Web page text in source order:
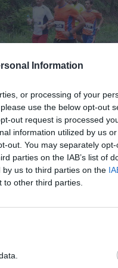
Information
or processing of your
use the below opt-out
out request is processed
information utilized by us
out. You may separately
parties on the IAB’s list of
us to third parties on the
other third parties.
Πανελλήνιος
Λιγνίτη»
αποτελέσματα του αγώνα